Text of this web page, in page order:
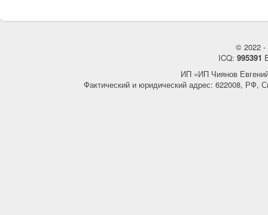
© 2022 -
ICQ: 995391
ИП «ИП Чиянов
Фактический и юридический адрес: 622008, РФ,